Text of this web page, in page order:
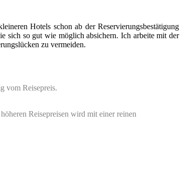
Hotels schon ab der Reservierungsbestätigung
sich so gut wie möglich absichern. Ich arbeite mit der
zu vermeiden.
vom Reisepreis.
Reisepreisen wird mit einer reinen